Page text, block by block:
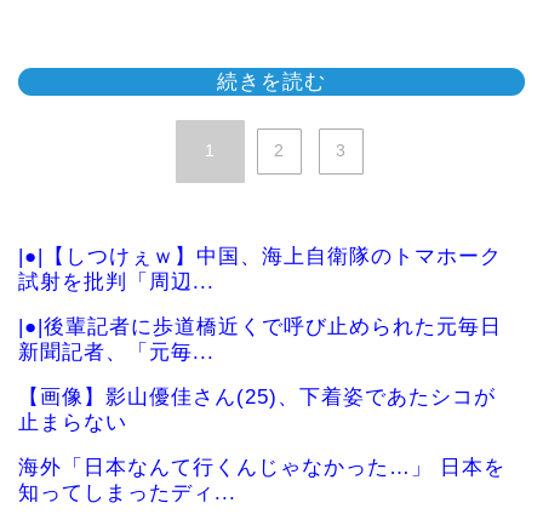
続きを読む
1 2 3
|●|【しつけぇｗ】中国、海上自衛隊のトマホーク
試射を批判「周辺...
|●|後輩記者に歩道橋近くで呼び止められた元毎日
新聞記者、「元毎...
【画像】影山優佳さん(25)、下着姿であたシコが
止まらない
海外「日本なんて行くんじゃなかった…」 日本を
知ってしまったディ...